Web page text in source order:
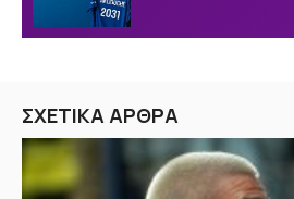
ΣΧΕΤΙΚΑ ΑΡΘΡΑ